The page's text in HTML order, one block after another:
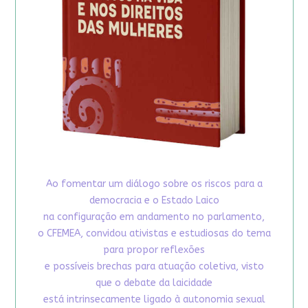
Ao fomentar um diálogo sobre os riscos para a
democracia e o Estado Laico
na configuração em andamento no parlamento,
o CFEMEA, convidou ativistas e estudiosas do tema
para propor reflexões
e possíveis brechas para atuação coletiva, visto
que o debate da laicidade
está intrinsecamente ligado à autonomia sexual